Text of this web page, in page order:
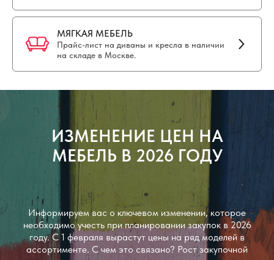
МЯГКАЯ МЕБЕЛЬ
Прайс-лист на диваны и кресла в наличии
на складе в Москве.
ИЗМЕНЕНИЕ ЦЕН НА
МЕБЕЛЬ В 2026 ГОДУ
Информируем вас о ключевом изменении, которое
необходимо учесть при планировании закупок в 2026
году. С 1 февраля вырастут цены на ряд моделей в
ассортименте. С чем это связано? Рост закупочной